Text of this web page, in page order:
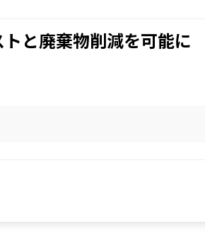
と廃棄物削減を可能に